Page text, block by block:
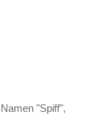
"Spiff",